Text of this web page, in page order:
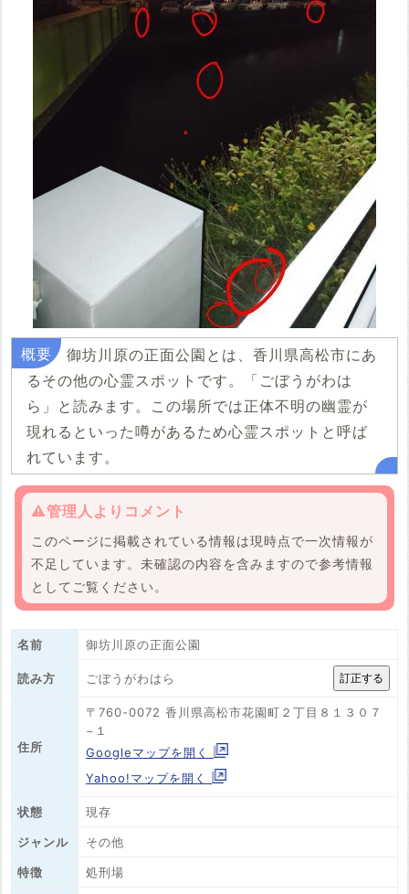
御坊川原の正面公園とは、香川県高松市にあ
るその他の心霊スポットです。「ごぼうがわは
ら」と読みます。この場所では正体不明の幽霊が
現れるといった噂があるため心霊スポットと呼ば
れています。
⚠️管理人よりコメント
このページに掲載されている情報は現時点で一次情報が
不足しています。未確認の内容を含みますので参考情報
としてご覧ください。
名前 御坊川原の正面公園
読み方 ごぼうがわはら
住所
〒760-0072 香川県高松市花園町２丁目８１３０７
−１
Googleマップを開く
Yahoo!マップを開く
状態 現存
ジャンル その他
特徴 処刑場